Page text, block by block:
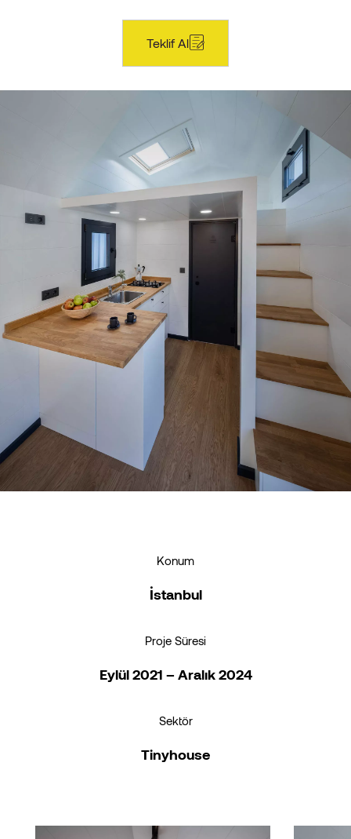
Teklif Al
Konum
İstanbul
Proje Süresi
Eylül 2021 – Aralık 2024
Sektör
Tinyhouse